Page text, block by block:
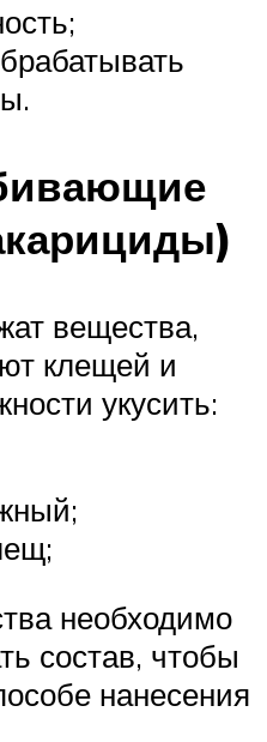
вещества,
клещей и
укусить:
необходимо
состав, чтобы
нанесения